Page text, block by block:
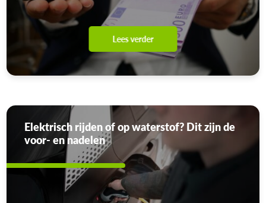
Lees verder
Elektrisch rijden of op waterstof? Dit zijn de
voor- en nadelen